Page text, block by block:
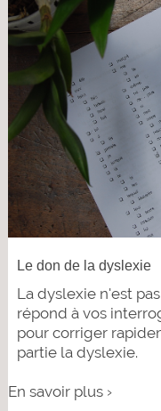
Le don de la dyslexie
La dyslexie n'est
répond à vos
pour corriger
partie la dyslexie.
En savoir plus